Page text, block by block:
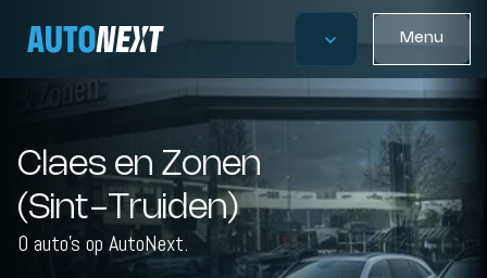
Menu
Claes en Zonen
(Sint-Truiden)
0 auto's op AutoNext.